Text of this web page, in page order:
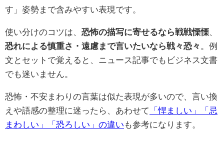
す」姿勢まで含みやすい表現です。
使い分けのコツは、 恐怖の描写に寄せるなら戦戦慄慄
恐れによる慎重さ・遠慮まで言いたいなら戦々恐々
。例
文とセットで覚えると、ニュース記事でもビジネス文書
でも迷いません。
恐怖・不安まわりの言葉は似た表現が多いので、言い換
えや語感の整理に迷ったら、あわせて
「悍ましい」「忌
まわしい」「恐ろしい」の違い も参考になります。